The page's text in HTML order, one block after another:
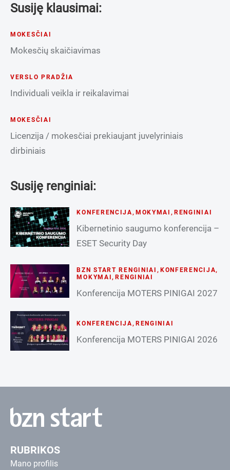
Susiję klausimai:
MOKESČIAI
Mokesčių skaičiavimas
VERSLO PRADŽIA
Individuali veikla ir reikalavimai
MOKESČIAI
Licenzija / mokesčiai prekiaujant juvelyriniais
dirbiniais
Susiję renginiai:
KONFERENCIJA , MOKYMAI , RENGINIAI
Kibernetinio saugumo konferencija –
ESET Security Day
BZN START RENGINIAI , KONFERENCIJA,
MOKYMAI ,RENGINIAI
Konferencija MOTERS PINIGAI 2027
KONFERENCIJA , RENGINIAI
Konferencija MOTERS PINIGAI 2026
RUBRIKOS
Mano profilis